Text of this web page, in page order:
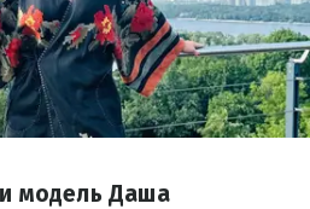
модель Даша